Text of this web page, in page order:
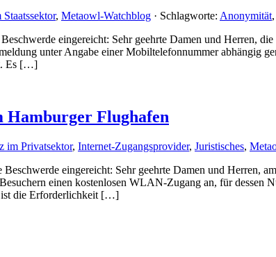
, Metaowl-Watchblog · Schlagworte: Anonymität,
eingereicht: Sehr geehrte Damen und Herren,
unter Angabe einer Mobiltelefonnummer abhängig
Es […]
Hamburger Flughafen
im Privatsektor, Internet-Zugangsprovider, Juristisches,
eingereicht: Sehr geehrte Damen und Herren,
einen kostenlosen WLAN-Zugang an, für dessen
ist die Erforderlichkeit […]